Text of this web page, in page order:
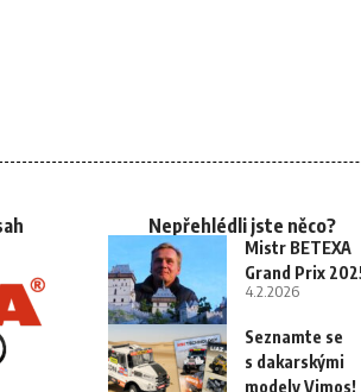
Nepřehlédli jste něco?
Mistr BETEXA
Grand Prix
4.2.2026
Seznamte se
s dakarskými
modely Vimos!